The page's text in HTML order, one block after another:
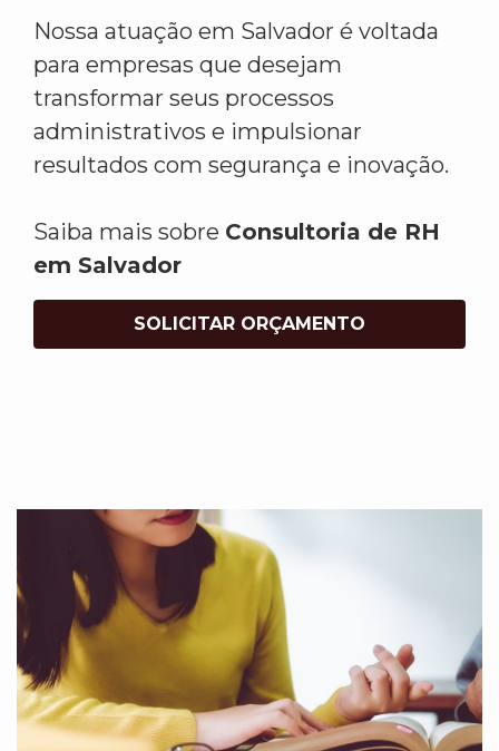
Nossa atuação em Salvador é voltada
para empresas que desejam
transformar seus processos
administrativos e impulsionar
resultados com segurança e inovação.
Saiba mais sobre Consultoria de RH
em Salvador
SOLICITAR ORÇAMENTO